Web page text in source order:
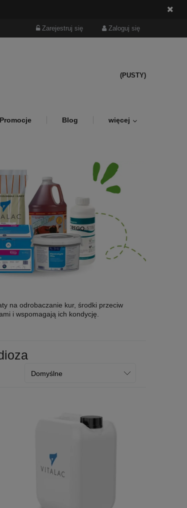
Zarejestruj się Zaloguj się
(PUSTY)
Promocje Blog więcej
na odrobaczanie kur, środki przeciw
i wspomagają ich kondycję.